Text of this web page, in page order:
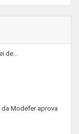
de...
Modefer aprova